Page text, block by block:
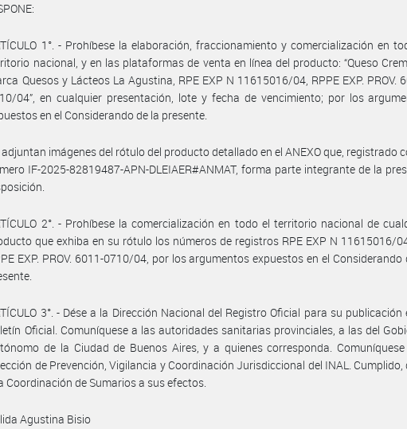
1°. - Prohíbese la elaboración, fraccionamiento y comercialización en
nacional, y en las plataformas de venta en línea del producto: “Queso
Quesos y Lácteos La Agustina, RPE EXP N 11615016/04, RPPE EXP. PROV.
04”, en cualquier presentación, lote y fecha de vencimiento; por los
en el Considerando de la presente.
adjuntan imágenes del rótulo del producto detallado en el ANEXO que, registrado
IF-2025-82819487-APN-DLEIAER#ANMAT, forma parte integrante de la
2°. - Prohíbese la comercialización en todo el territorio nacional de
que exhiba en su rótulo los números de registros RPE EXP N 11615016/
EXP. PROV. 6011-0710/04, por los argumentos expuestos en el Considerando
3°. - Dése a la Dirección Nacional del Registro Oficial para su publicación
Oficial. Comuníquese a las autoridades sanitarias provinciales, a las del
de la Ciudad de Buenos Aires, y a quienes corresponda.
de Prevención, Vigilancia y Coordinación Jurisdiccional del INAL. Cumplido,
Coordinación de Sumarios a sus efectos.
Agustina Bisio